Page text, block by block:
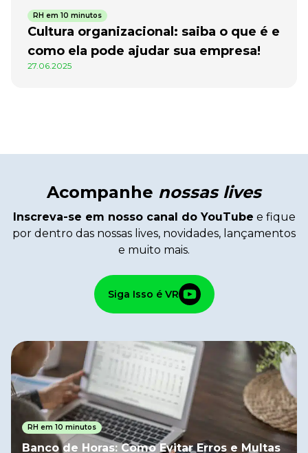
RH em 10 minutos
Cultura organizacional: saiba o que é e
como ela pode ajudar sua empresa!
27.06.2025
Acompanhe nossas lives
Inscreva-se em nosso canal do YouTube e fique
por dentro das nossas lives, novidades, lançamentos
e muito mais.
Siga Isso é VR
RH em 10 minutos
Banco de Horas: Como Evitar Erros e Multas